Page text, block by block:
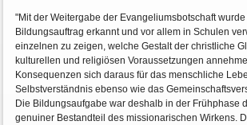
"Mit der Weitergabe der Evangeliumsbotschaft
Bildungsauftrag erkannt und vor allem in Schulen
einzelnen zu zeigen, welche Gestalt der christliche
kulturellen und religiösen Voraussetzungen
Konsequenzen sich daraus für das menschliche
Selbstverständnis ebenso wie das
Die Bildungsaufgabe war deshalb in der Frühphase
genuiner Bestandteil des missionarischen Wirkens.